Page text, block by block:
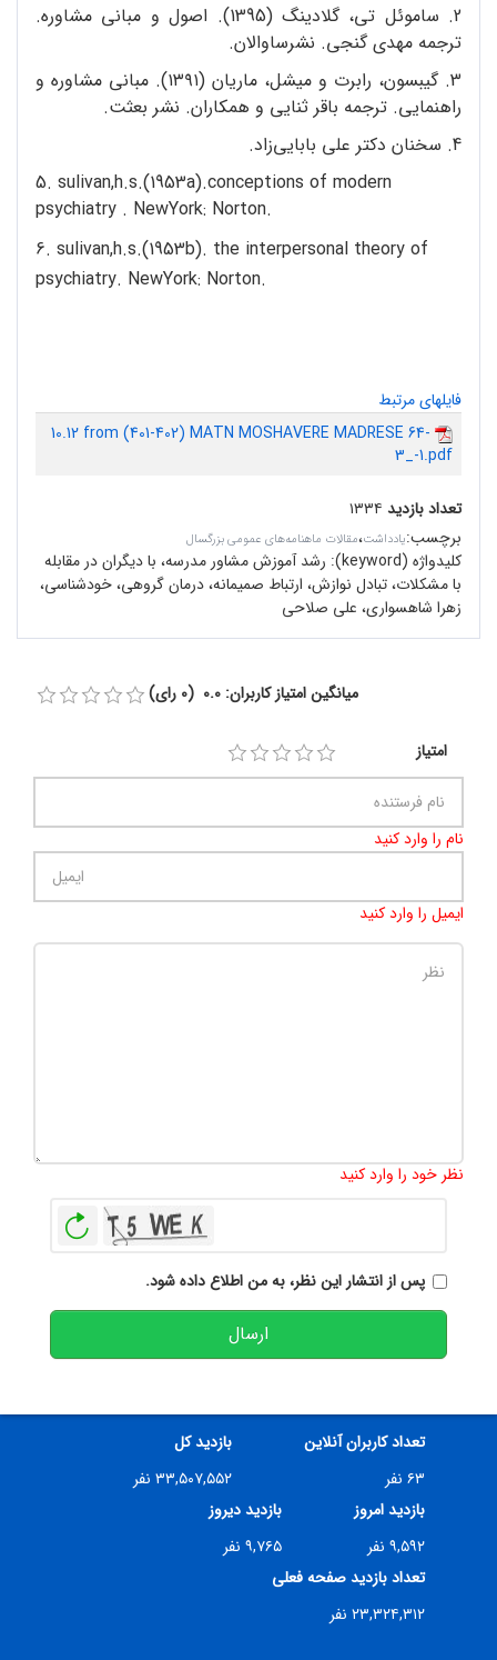
2. ساموئل تی، گلادینگ (1395). اصول و مبانی مشاوره.
ترجمه مهدی گنجی. نشرساوالان.
3. گیبسون، رابرت و میشل، ماریان (۱۳۹۱). مبانی مشاوره و
راهنمایی. ترجمه باقر ثنایی و همکاران. نشر بعثت.
4. سخنان دکتر علی بابایی‌زاد.
5. sulivan,h.s.(1953a).conceptions of modern
psychiatry . NewYork: Norton.
6. sulivan,h.s.(1953b). the interpersonal theory of
psychiatry. NewYork: Norton.
فایلهای مرتبط
10.12 from (401-402) MATN MOSHAVERE MADRESE 64-
3_-1.pdf
تعداد بازدید ۱۳۳۴
برچسب:یادداشت،مقالات ماهنامه‌های عمومی بزرگسال
کلیدواژه (keyword):
رشد آموزش مشاور مدرسه، با دیگران در مقابله
با مشکلات، تبادل نوازش، ارتباط صمیمانه، درمان گروهی، خودشناسی،
زهرا شاهسواری، علی صلاحی
میانگین امتیاز کاربران: 0.0 (0 رای)
امتیاز
نام را وارد کنید
ایمیل را وارد کنید
نظر خود را وارد کنید
پس از انتشار این نظر، به من اطلاع داده شود.
ارسال
تعداد کاربران آنلاین
۶۳ نفر
بازدید کل
۳۳,۵۰۷,۵۵۲ نفر
بازدید امروز
۹,۵۹۲ نفر
بازدید دیروز
۹,۷۶۵ نفر
تعداد بازدید صفحه فعلی
۲۳,۳۲۴,۳۱۲ نفر